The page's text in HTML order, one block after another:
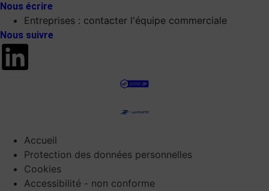
Nous écrire
Entreprises : contacter l'équipe commerciale
Nous suivre
Accueil
Protection des données personnelles
Cookies
Accessibilité - non conforme